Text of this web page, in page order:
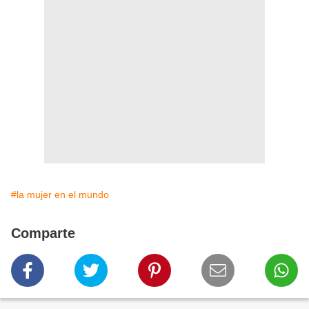
#la mujer en el mundo
Comparte